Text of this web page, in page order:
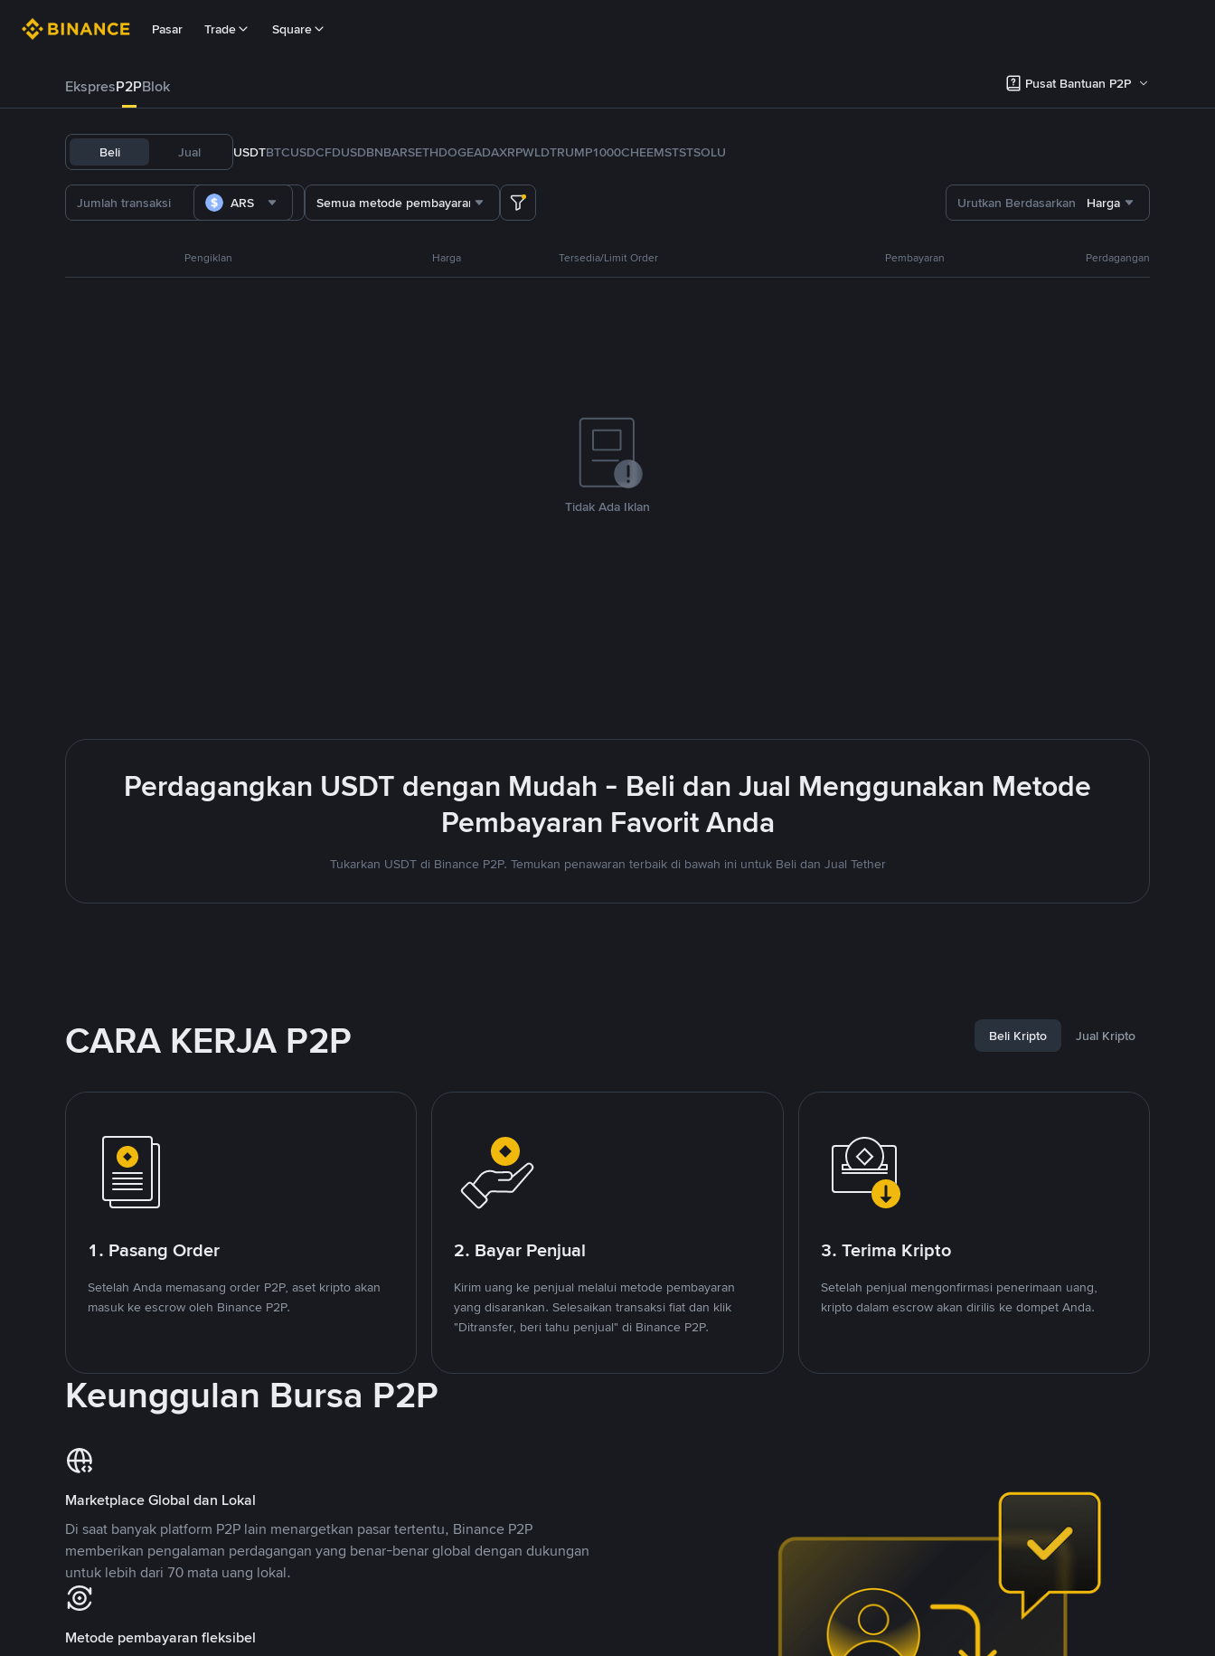
Pasar Trade Square
EkspresP2PBlok Pusat Bantuan P2P
Beli Jual USDTBTCUSDCFDUSDBNBARSETHDOGEADAXRPWLDTRUMP1000CHEEMSTSTSOLU
ARS Semua metode pembayaran Urutkan Berdasarkan Harga
Pengiklan Harga Tersedia/Limit Order Pembayaran Perdagangan
Tidak Ada Iklan
Perdagangkan USDT dengan Mudah - Beli dan Jual Menggunakan Metode
Pembayaran Favorit Anda
Tukarkan USDT di Binance P2P. Temukan penawaran terbaik di bawah ini untuk Beli dan Jual Tether
CARA KERJA P2P Beli Kripto Jual Kripto
1. Pasang Order
Setelah Anda memasang order P2P, aset kripto akan
masuk ke escrow oleh Binance P2P.
2. Bayar Penjual
Kirim uang ke penjual melalui metode pembayaran
yang disarankan. Selesaikan transaksi fiat dan klik
"Ditransfer, beri tahu penjual" di Binance P2P.
3. Terima Kripto
Setelah penjual mengonfirmasi penerimaan uang,
kripto dalam escrow akan dirilis ke dompet Anda.
Keunggulan Bursa P2P
Marketplace Global dan Lokal
Di saat banyak platform P2P lain menargetkan pasar tertentu, Binance P2P
memberikan pengalaman perdagangan yang benar-benar global dengan dukungan
untuk lebih dari 70 mata uang lokal.
Metode pembayaran fleksibel